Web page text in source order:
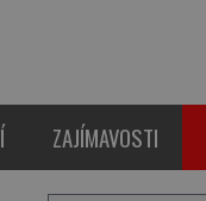
ZAJÍMAVOSTI